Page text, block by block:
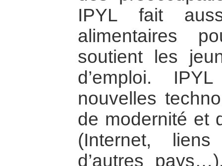
IPYL fait
alimentaires
soutient les
d’emploi.
nouvelles
de modernité et
(Internet,
d’autres